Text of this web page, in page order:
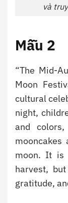
và
Mẫu 2
“The Mid-
Moon
cultural
night,
and
moon. It is
harvest,
gratitude,